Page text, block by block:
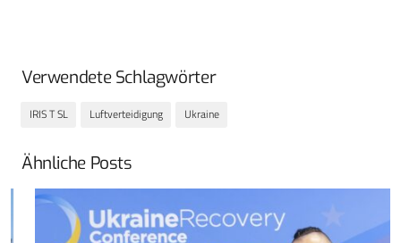
Verwendete Schlagwörter
IRIS T SL Luftverteidigung Ukraine
Ähnliche Posts